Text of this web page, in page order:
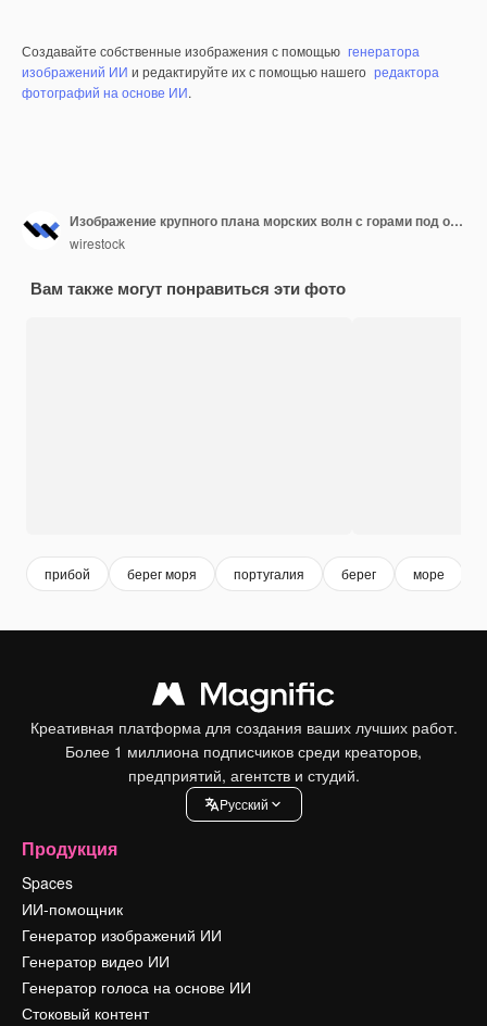
Создавайте собственные изображения с помощью генератора
изображений ИИ и редактируйте их с помощью нашего редактора
фотографий на основе ИИ.
Изображение крупного плана морских волн с горами под облачным небом в Португалии
wirestock
Вам также могут понравиться эти фото
прибой берег моря португалия берег море
Креативная платформа для создания ваших лучших работ.
Более 1 миллиона подписчиков среди креаторов,
предприятий, агентств и студий.
Pусский
Продукция
Spaces
ИИ-помощник
Генератор изображений ИИ
Генератор видео ИИ
Генератор голоса на основе ИИ
Стоковый контент